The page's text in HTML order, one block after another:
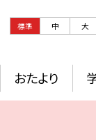
標準 中 大
おたより